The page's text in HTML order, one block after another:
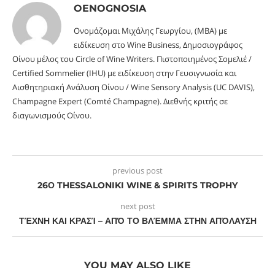
OENOGNOSIA
Ονομάζομαι Μιχάλης Γεωργίου, (MBA) με
ειδίκευση στο Wine Business, Δημοσιογράφος
Οίνου μέλος του Circle of Wine Writers. Πιστοποιημένος Σομελιέ /
Certified Sommelier (IHU) με ειδίκευση στην Γευσιγνωσία και
Αισθητηριακή Ανάλυση Οίνου / Wine Sensory Analysis (UC DAVIS),
Champagne Expert (Comté Champagne). Διεθνής κριτής σε
διαγωνισμούς Οίνου.
previous post
26Ο THESSALONIKI WINE & SPIRITS TROPHY
next post
ΤΈΧΝΗ ΚΑΙ ΚΡΑΣΊ – ΑΠΌ ΤΟ ΒΛΈΜΜΑ ΣΤΗΝ ΑΠΌΛΑΥΣΗ
YOU MAY ALSO LIKE